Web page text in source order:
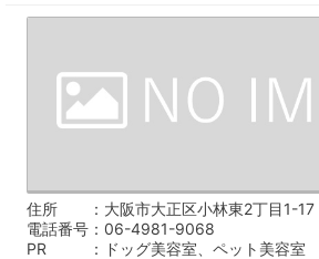
住所
大阪市大正区小林東2丁目1-17
電話番号
06-4981-9068
PR
ドッグ美容室、ペット美容室